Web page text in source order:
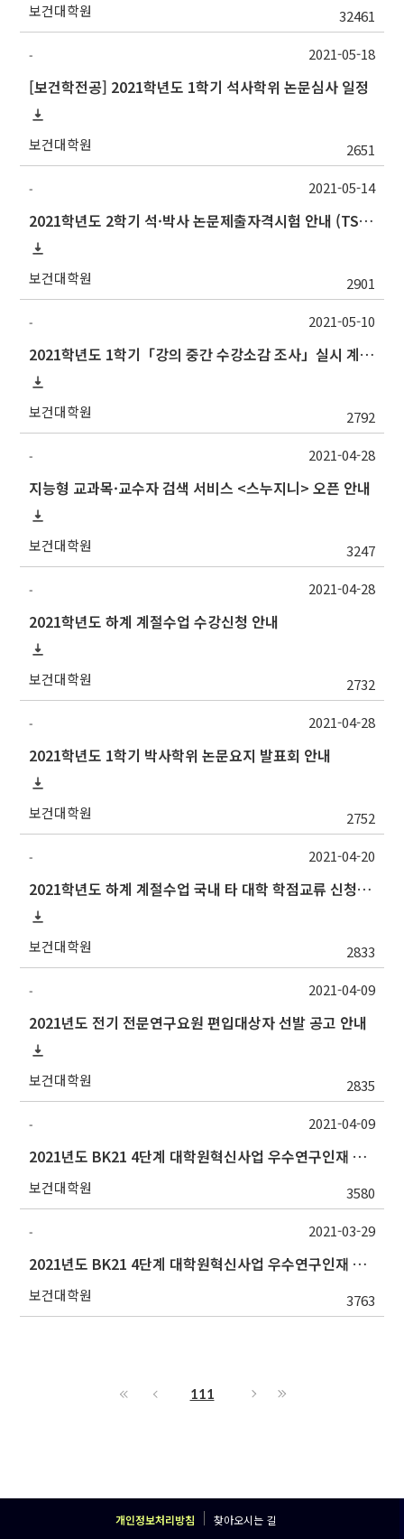
보건대학원 32461
-
[보건학전공] 2021학년도 1학기 석사학위 논문심사 일정
보건대학원 2651
2021-05-18
-
2021학년도 2학기 석·박사 논문제출자격시험 안내 (TSQ exam)
보건대학원 2901
2021-05-14
-
2021학년도 1학기「강의 중간 수강소감 조사」실시 계획 알림
보건대학원 2792
2021-05-10
-
지능형 교과목·교수자 검색 서비스 <스누지니> 오픈 안내
보건대학원 3247
2021-04-28
-
2021학년도 하계 계절수업 수강신청 안내
보건대학원 2732
2021-04-28
-
2021학년도 1학기 박사학위 논문요지 발표회 안내
보건대학원 2752
2021-04-28
-
2021학년도 하계 계절수업 국내 타 대학 학점교류 신청 안내
보건대학원 2833
2021-04-20
-
2021년도 전기 전문연구요원 편입대상자 선발 공고 안내
보건대학원 2835
2021-04-09
-
2021년도 BK21 4단계 대학원혁신사업 우수연구인재 Fellowship 선정 결과 안내
보건대학원 3580
2021-04-09
-
2021년도 BK21 4단계 대학원혁신사업 우수연구인재 Fellowship 선발 안내
보건대학원 3763
2021-03-29
111
개인정보처리방침 찾아오시는 길